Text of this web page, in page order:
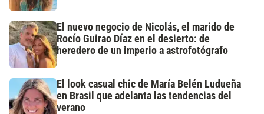
El nuevo negocio de Nicolás, el marido de
Rocío Guirao Díaz en el desierto: de
heredero de un imperio a astrofotógrafo
El look casual chic de María Belén Ludueña
en Brasil que adelanta las tendencias del
verano